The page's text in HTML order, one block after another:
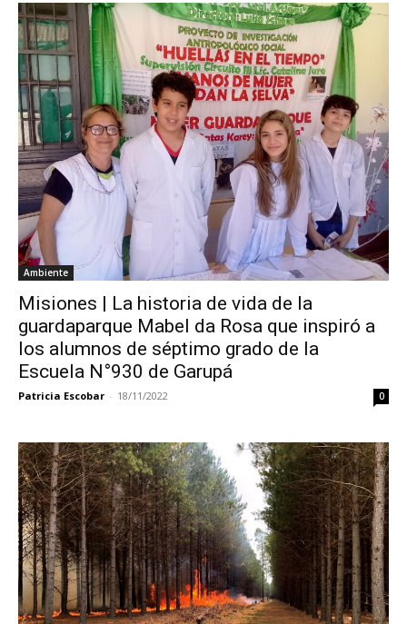
Ambiente
Misiones | La historia de vida de la
guardaparque Mabel da Rosa que inspiró a
los alumnos de séptimo grado de la
Escuela N°930 de Garupá
Patricia Escobar - 18/11/2022 0